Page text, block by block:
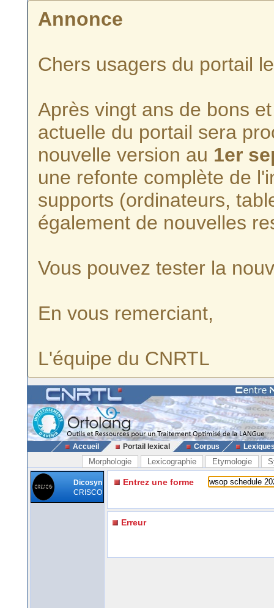
Annonce
Chers usagers du portail
Après vingt ans de bons
actuelle du portail sera
nouvelle version au 1er
une refonte complète de
supports (ordinateurs,
également de nouvelles
Vous pouvez tester la
En vous remerciant,
L'équipe du CNRTL
Accueil Portail lexical Corpus
Morphologie Lexicographie Etymologie
Dicosyn
CRISCO
Entrez une forme
Erreur